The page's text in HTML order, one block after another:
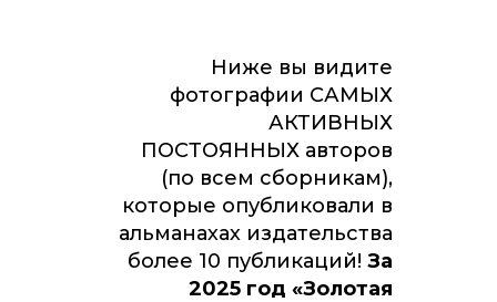
Ниже вы видите
фотографии САМЫХ
АКТИВНЫХ
ПОСТОЯННЫХ авторов
(по всем сборникам),
которые опубликовали в
альманахах издательства
более 10 публикаций! За
2025 год «Золотая